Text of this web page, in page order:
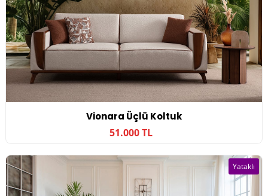
Vionara Üçlü Koltuk
51.000 TL
Yataklı